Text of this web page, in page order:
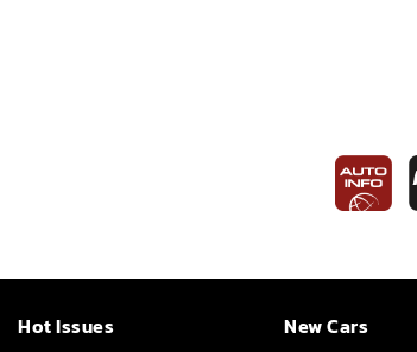
Hot Issues
New Cars